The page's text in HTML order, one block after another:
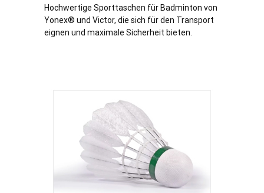
Hochwertige Sporttaschen für Badminton von
Yonex® und Victor, die sich für den Transport
eignen und maximale Sicherheit bieten.